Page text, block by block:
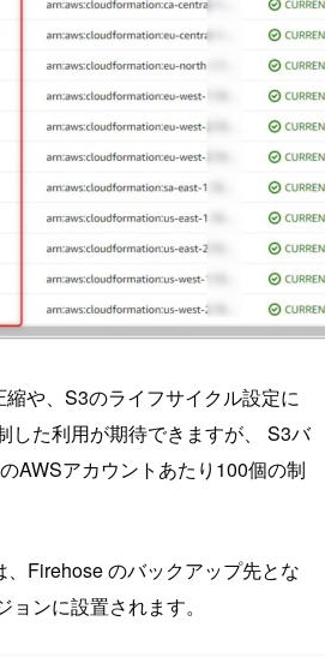
や、S3のライフサイクル設定に
した利用が期待できますが、 S3バ
AWSアカウントあたり100個の制
Firehose のバックアップ先とな
ンに設置されます。